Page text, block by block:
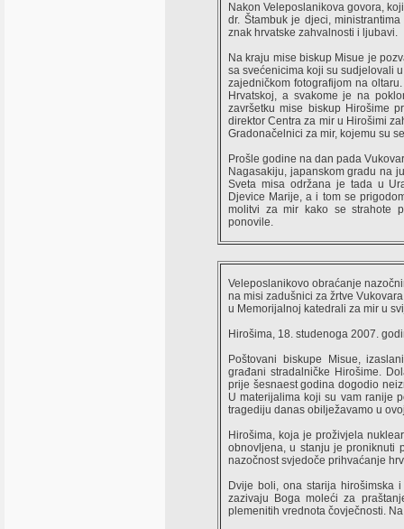
Nakon Veleposlanikova govora,
dr. Štambuk je djeci,
znak hrvatske zahvalnosti i ljubavi.
Na kraju mise biskup Misue je
sa svećenicima koji su sudjelovali
zajedničkom fotografijom na
Hrvatskoj, a svakome je na
završetku mise biskup Hirošime
direktor Centra za mir u Hirošimi
Gradonačelnici za mir, kojemu su
Prošle godine na dan pada
Nagasakiju, japanskom gradu na
Sveta misa održana je tada u
Djevice Marije, a i tom se
molitvi za mir kako se strahote
ponovile.
Veleposlanikovo obraćanje
na misi zadušnici za žrtve Vukovara
u Memorijalnoj katedrali za mir u
Hirošima, 18. studenoga 2007.
Poštovani biskupe Misue,
građani stradalničke Hirošime.
prije šesnaest godina dogodio
U materijalima koji su vam ranije
tragediju danas obilježavamo u
Hirošima, koja je proživjela
obnovljena, u stanju je proniknuti
nazočnost svjedoče prihvaćanje
Dvije boli, ona starija hirošimska
zazivaju Boga moleći za
plemenitih vrednota čovječnosti.